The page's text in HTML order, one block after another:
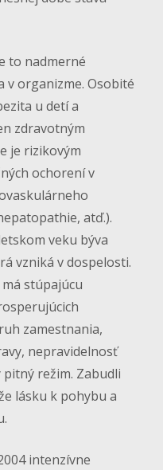
to nadmerné
v organizme. Osobité
u detí a
zdravotným
je rizikovým
ochorení v
atď.).
veku býva
vzniká v dospelosti.
stúpajúcu
zamestnania,
nepravidelnosť
režim. Zabudli
lásku k pohybu a
intenzívne